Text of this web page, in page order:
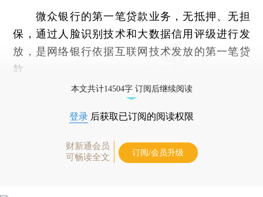
微众银行的第一笔贷款业务，无抵押、无担
保，通过人脸识别技术和大数据信用评级进行发
放，是网络银行依据互联网技术发放的第一笔贷
款。
本文共计14504字 订阅后继续阅读
登录 后获取已订阅的阅读权限
财新通会员
可畅读全文
订阅/会员升级